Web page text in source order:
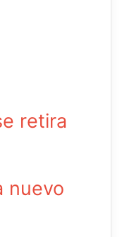
retira
nuevo